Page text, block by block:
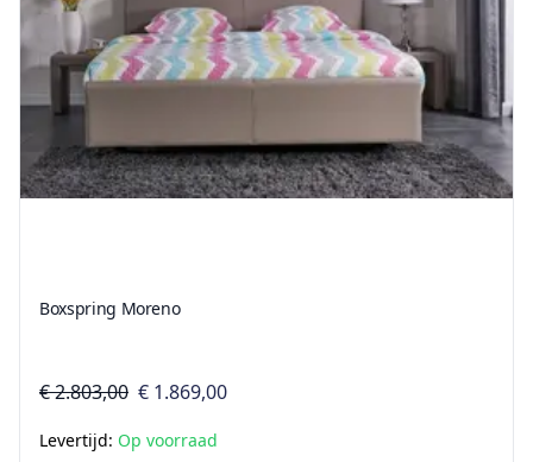
Boxspring Moreno
€ 2.803,00 € 1.869,00
Levertijd: Op voorraad